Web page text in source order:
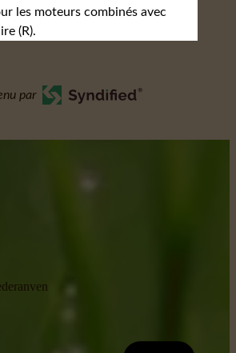
les moteurs combinés avec
(R).
par